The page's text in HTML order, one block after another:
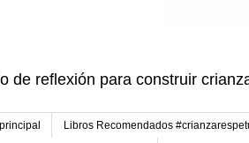
de reflexión para construir
Libros Recomendados